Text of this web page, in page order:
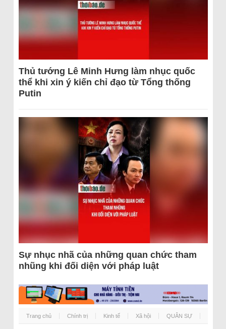
Thủ tướng Lê Minh Hưng làm nhục quốc
thể khi xin ý kiến chỉ đạo từ Tổng thống
Putin
Sự nhục nhã của những quan chức tham
nhũng khi đối diện với pháp luật
Trang chủ Chính trị Kinh tế Xã hội QUÂN SỰ